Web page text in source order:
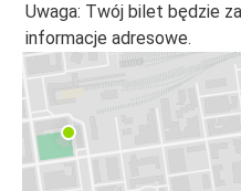
Uwaga: Twój bilet będzie
informacje adresowe.